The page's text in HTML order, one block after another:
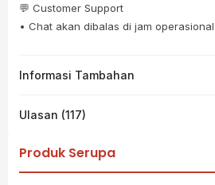
💬 Customer Support
• Chat akan dibalas di jam operasional
Informasi Tambahan
Ulasan (117)
Produk Serupa